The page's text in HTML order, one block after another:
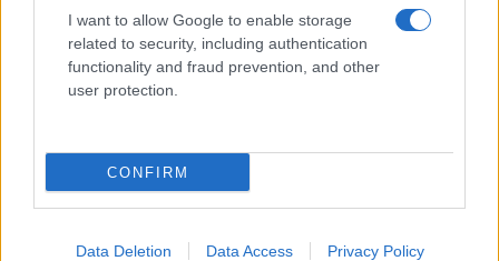
I want to allow Google to enable storage
related to security, including authentication
functionality and fraud prevention, and other
user protection.
CONFIRM
Data Deletion Data Access Privacy Policy
Raid nelle campagne di Berchidda, rischio per
la rete elettrica
ritrova la strada